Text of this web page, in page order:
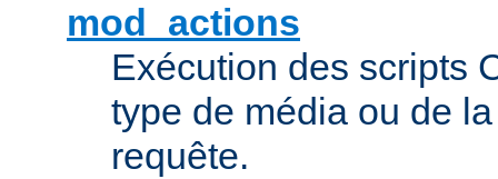
mod_actions
Exécution des scripts
type de média ou de
requête.